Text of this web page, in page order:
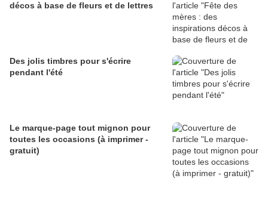
décos à base de fleurs et de lettres
Des jolis timbres pour s'écrire
pendant l'été
Le marque-page tout mignon pour
toutes les occasions (à imprimer -
gratuit)